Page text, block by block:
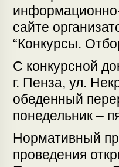
сайте
“Конкурсы.
С конкурсной
г. Пенза, ул.
обеденный
понедельник –
Нормативный
проведения